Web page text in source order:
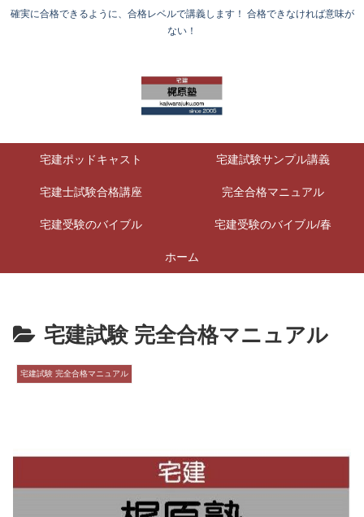
確実に合格できるように、合格レベルで講義します！ 合格できなければ意味が
ない！
宅建ポッドキャスト 宅建試験サンプル講義
宅建士試験合格講座 完全合格マニュアル
宅建受験のバイブル 宅建受験のバイブル/春
ホーム
宅建試験 完全合格マニュアル
宅建試験 完全合格マニュアル